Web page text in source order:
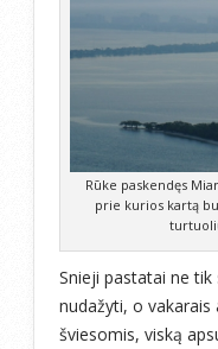
Rūke paskendęs
prie kurios kartą
Snieji pastatai ne
nudažyti, o vakarais
šviesomis, viską